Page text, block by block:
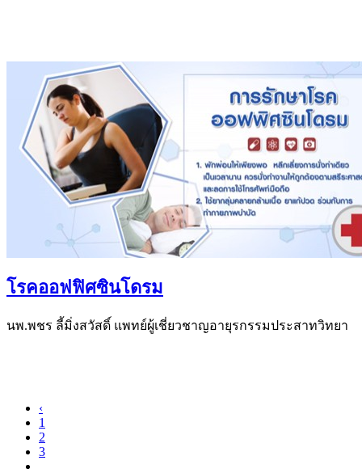
โรคออฟฟิศซินโดรม
นพ.พชร ลี้มิ่งสวัสดิ์ แพทย์ผู้เชี่ยวชาญอายุรกรรมประสาทวิทยา
‹
1
2
3